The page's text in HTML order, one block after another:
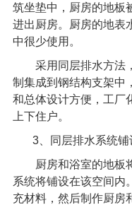
筑坐垫中，厨房的地板
进出厨房。厨房的地表
中很少使用。
采用同层排水方法，
制集成到钢结构支架中
和总体设计方便，工厂
上下住户。
3、同层排水系统
厨房和浴室的地板将
系统将铺设在该空间内
充材料，然后制作厨房